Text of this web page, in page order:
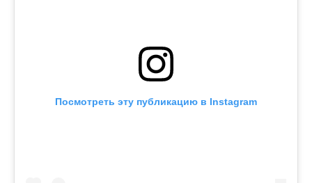
Посмотреть эту публикацию в Instagram